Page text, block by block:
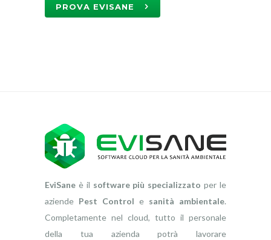
PROVA EVISANE
EviSane è il software più specializzato per le
aziende Pest Control e sanità ambientale.
Completamente nel cloud, tutto il personale
della tua azienda potrà lavorare